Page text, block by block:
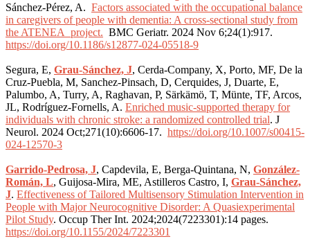
Sánchez-Pérez, A. Factors associated with the occupational balance
in caregivers of people with dementia: A cross-sectional study from
the ATENEA project. BMC Geriatr. 2024 Nov 6;24(1):917.
https://doi.org/10.1186/s12877-024-05518-9
Segura, E, Grau-Sánchez, J, Cerda-Company, X, Porto, MF, De la
Cruz-Puebla, M, Sanchez-Pinsach, D, Cerquides, J, Duarte, E,
Palumbo, A, Turry, A, Raghavan, P, Särkämö, T, Münte, TF, Arcos,
JL, Rodríguez-Fornells, A. Enriched music-supported therapy for
individuals with chronic stroke: a randomized controlled trial. J
Neurol. 2024 Oct;271(10):6606-17. https://doi.org/10.1007/s00415-
024-12570-3
Garrido-Pedrosa, J, Capdevila, E, Berga-Quintana, N, González-
Román, L, Guijosa-Mira, ME, Astilleros Castro, I, Grau-Sánchez,
J. Effectiveness of Tailored Multisensory Stimulation Intervention in
People with Major Neurocognitive Disorder: A Quasiexperimental
Pilot Study. Occup Ther Int. 2024;2024(7223301):14 pages.
https://doi.org/10.1155/2024/7223301